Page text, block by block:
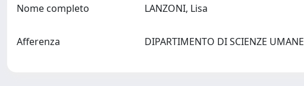
Nome completo LANZONI, Lisa
Afferenza DIPARTIMENTO DI SCIENZE UMANE